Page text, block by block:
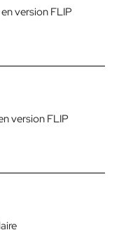
version FLIP
version FLIP